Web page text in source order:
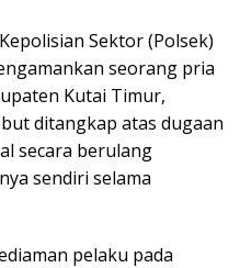
​Kepolisian Sektor (Polsek)
seorang pria
Kutai Timur,
ditangkap atas dugaan
secara berulang
sendiri selama
pelaku pada